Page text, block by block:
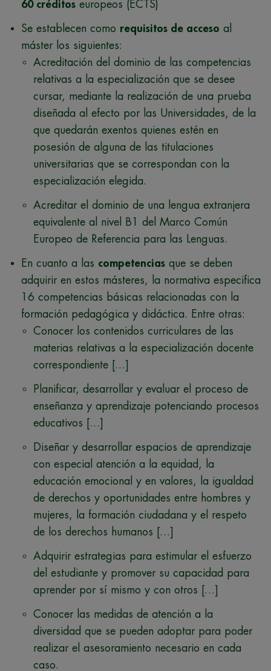
60 créditos europeos (ECTS)
Se establecen como requisitos de acceso al
máster los siguientes:
Acreditación del dominio de las competencias
relativas a la especialización que se desee
cursar, mediante la realización de una prueba
diseñada al efecto por las Universidades, de la
que quedarán exentos quienes estén en
posesión de alguna de las titulaciones
universitarias que se correspondan con la
especialización elegida.
Acreditar el dominio de una lengua extranjera
equivalente al nivel B1 del Marco Común
Europeo de Referencia para las Lenguas.
En cuanto a las competencias que se deben
adquirir en estos másteres, la normativa especifica
16 competencias básicas relacionadas con la
formación pedagógica y didáctica. Entre otras:
Conocer los contenidos curriculares de las
materias relativas a la especialización docente
correspondiente […]
Planificar, desarrollar y evaluar el proceso de
enseñanza y aprendizaje potenciando procesos
educativos […]
Diseñar y desarrollar espacios de aprendizaje
con especial atención a la equidad, la
educación emocional y en valores, la igualdad
de derechos y oportunidades entre hombres y
mujeres, la formación ciudadana y el respeto
de los derechos humanos […]
Adquirir estrategias para estimular el esfuerzo
del estudiante y promover su capacidad para
aprender por sí mismo y con otros […]
Conocer las medidas de atención a la
diversidad que se pueden adoptar para poder
realizar el asesoramiento necesario en cada
caso.